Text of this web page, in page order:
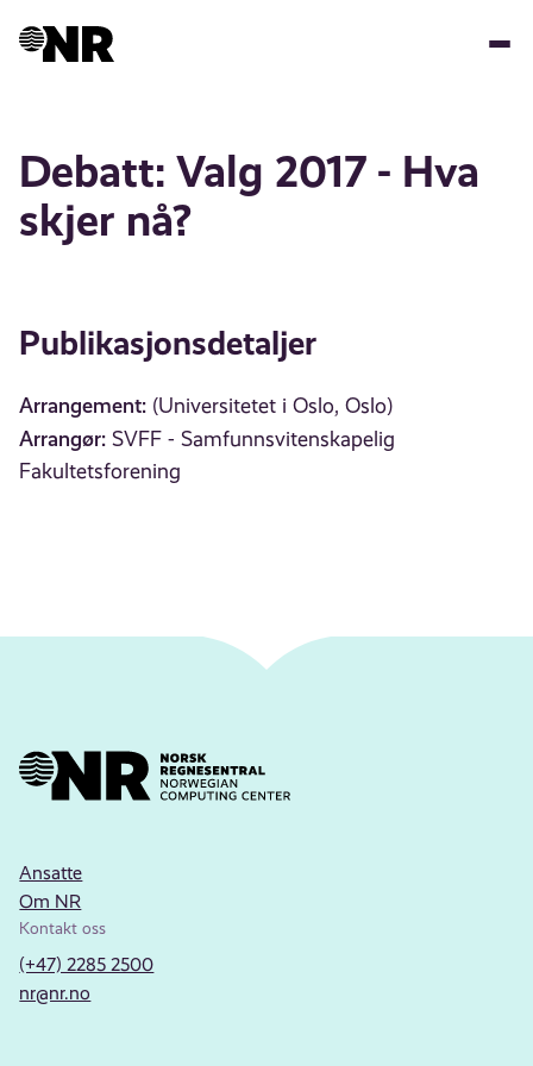
Debatt: Valg 2017 - Hva
skjer nå?
Publikasjonsdetaljer
Arrangement: (Universitetet i Oslo, Oslo)
Arrangør: SVFF - Samfunnsvitenskapelig
Fakultetsforening
Ansatte
Om NR
Kontakt oss
(+47) 2285 2500
nr@nr.no